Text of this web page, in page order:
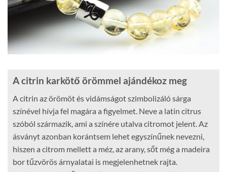
A citrin karkötő örömmel ajándékoz meg
A citrin az örömöt és vidámságot szimbolizáló sárga
színével hívja fel magára a figyelmet. Neve a latin citrus
szóból származik, ami a színére utalva citromot jelent. Az
ásványt azonban korántsem lehet egyszínűnek nevezni,
hiszen a citrom mellett a méz, az arany, sőt még a madeira
bor tűzvörös árnyalatai is megjelenhetnek rajta.